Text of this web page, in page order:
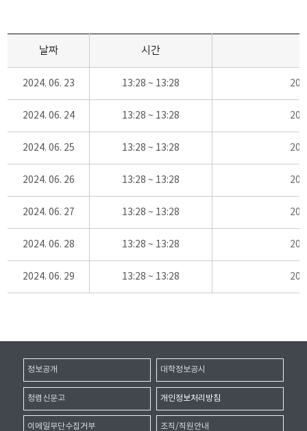
날짜 시간
2024. 06. 23 13:28 ~ 13:28
2024. 06. 24 13:28 ~ 13:28
2024. 06. 25 13:28 ~ 13:28
2024. 06. 26 13:28 ~ 13:28
2024. 06. 27 13:28 ~ 13:28
2024. 06. 28 13:28 ~ 13:28
2024. 06. 29 13:28 ~ 13:28
정보공개 대학정보공시
청렴신문고 개인정보처리방침
이메일무단수집거부 조직/직원안내